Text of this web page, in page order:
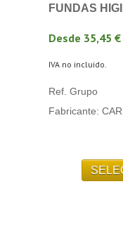
FUNDAS
Desde 35,45 €
IVA no incluido.
Ref. Grupo
Fabricante: